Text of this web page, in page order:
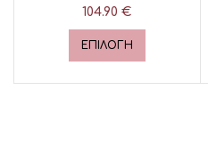
104.90€
ΕΠΙΛΟΓΉ